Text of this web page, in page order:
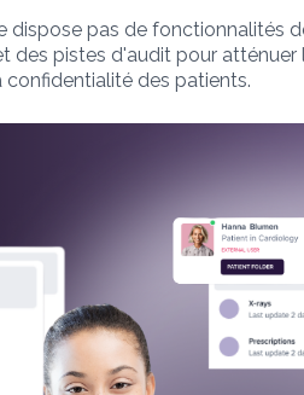
pas de fonctionnalités
pistes d'audit pour
des patients.